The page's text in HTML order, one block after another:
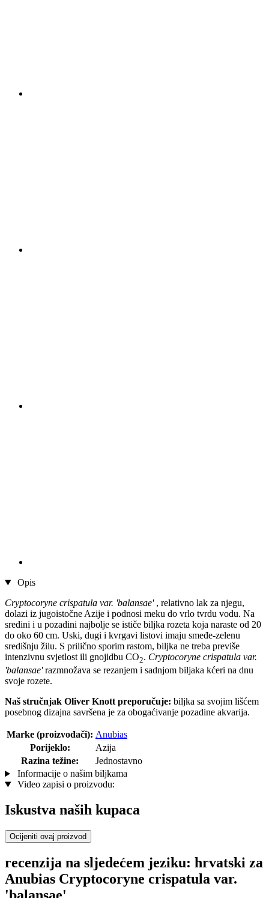
Opis
Cryptocoryne crispatula var. 'balansae', relativno lak za njegu,
dolazi iz jugoistočne Azije i podnosi meku do vrlo tvrdu vodu. Na
sredini i u pozadini najbolje se ističe biljka rozeta koja naraste od 20
do oko 60 cm. Uski, dugi i kvrgavi listovi imaju smeđe-zelenu
središnju žilu. S prilično sporim rastom, biljka ne treba previše
intenzivnu svjetlost ili gnojidbu CO2. Cryptocoryne crispatula var.
'balansae'razmnožava se rezanjem i sadnjom biljaka kćeri na dnu
svoje rozete.
Naš stručnjak Oliver Knott preporučuje: biljka sa svojim lišćem
posebnog dizajna savršena je za obogaćivanje pozadine akvarija.
Marke (proizvođači): Anubias
Porijeklo:
Azija
Razina težine:
Jednostavno
Informacije o našim biljkama
Video zapisi o proizvodu:
Iskustva naših kupaca
Ocijeniti ovaj proizvod
recenzija na sljedećem jeziku: hrvatski za
Anubias Cryptocoryne crispatula var.